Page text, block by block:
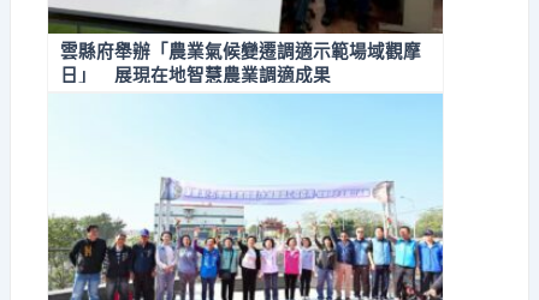
雲縣府舉辦「農業氣候變遷調適示範場域觀摩
日」 展現在地智慧農業調適成果